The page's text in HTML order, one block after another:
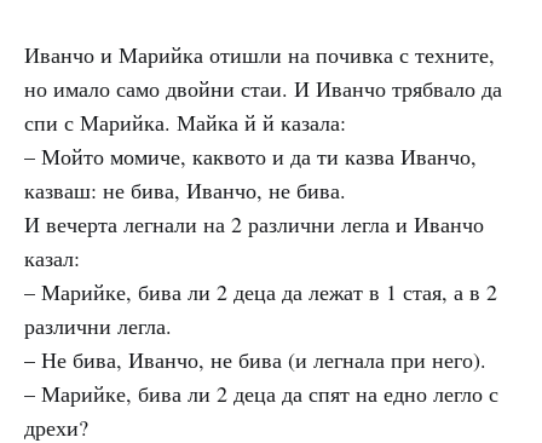
Иванчо и Марийка отишли на почивка с техните,
но имало само двойни стаи. И Иванчо трябвало да
спи с Марийка. Майка й й казала:
– Мойто момиче, каквото и да ти казва Иванчо,
казваш: не бива, Иванчо, не бива.
И вечерта легнали на 2 различни легла и Иванчо
казал:
– Марийке, бива ли 2 деца да лежат в 1 стая, а в 2
различни легла.
– Не бива, Иванчо, не бива (и легнала при него).
– Марийке, бива ли 2 деца да спят на едно легло с
дрехи?